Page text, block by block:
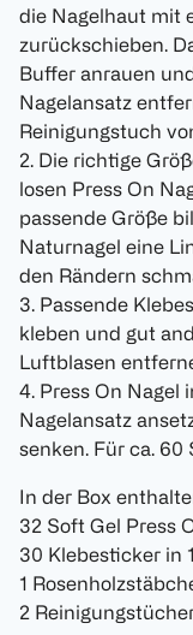
die Nagelhaut mit
zurückschieben.
Buffer anrauen
Nagelansatz
Reinigungstuch
2. Die richtige
losen Press On
passende Größe
Naturnagel eine
den Rändern
3. Passende
kleben und gut
Luftblasen
4. Press On Nagel
Nagelansatz
senken. Für ca.
In der Box
32 Soft Gel Press
30 Klebesticker in
1
2